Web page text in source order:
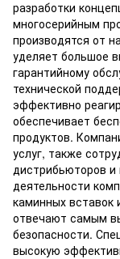
разработки
многосерийным
производятся от
уделяет большое
гарантийному
технической
эффективно
обеспечивает
продуктов.
услуг, также
дистрибьюторов
деятельности
каминных вставок
отвечают самым
безопасности.
высокую